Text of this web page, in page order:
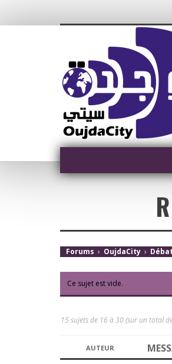
Forums › OujdaCity ›
Ce sujet est vide.
15 sujets de 16 à 30 (sur un total
AUTEUR